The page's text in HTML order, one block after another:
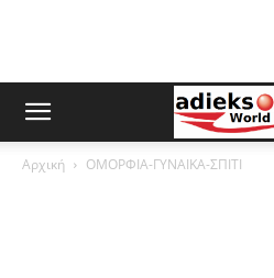
Αρχική ΟΜΟΡΦΙΑ-ΓΥΝΑΙΚΑ-ΣΠΙΤΙ